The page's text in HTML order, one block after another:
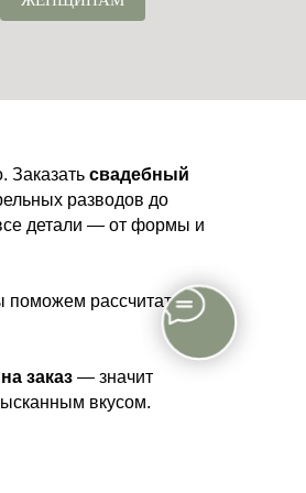
Заказать свадебный
разводов до
детали — от формы и
поможем рассчитать
заказ — значит
вкусом.